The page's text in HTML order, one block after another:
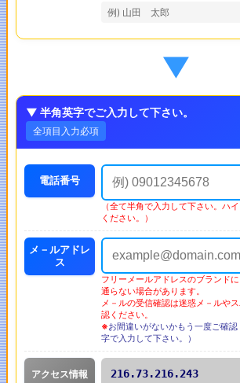
例) 山田 太郎
▼
▼ 半角英字でご入力して下さい。
全項目入力必項
電話番号
（全て半角で入力して下さい。ハ
ください。）
メ－ルアドレ
ス
フリーメールアドレスのブランド
通らない場合があります。
メ－ルの受信確認は迷惑メ－ルや
認ください。
※お間違いがないかもう一度ご確
字で入力して下さい。）
アクセス情報 216.73.216.243